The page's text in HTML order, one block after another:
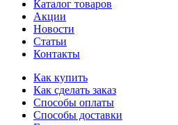
Каталог товаров
Акции
Новости
Статьи
Контакты
Как купить
Как сделать заказ
Способы оплаты
Способы доставки